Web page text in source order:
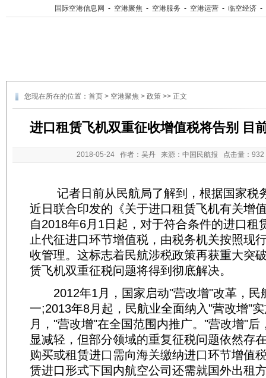
国际空港信息网 - 空港聚焦 - 空港服务 - 空港运营 - 临空经济 -
您现在所在的位置： 首页 > 空港聚焦 > 政策 >> 正文
进口租赁飞机双重征收增值税将告别 目
2018-05-24 作者：吴丹 来源：中国民航报 点击量：
记者日前从民航局了解到，根据国家税
近日联合印发的《关于进口租赁飞机有关增
自2018年6月1日起，对于符合条件的进口租
止代征进口环节增值税，由税务机关按照现
收管理。这标志着民航涉税政策再获重大突
赁飞机双重征税问题将得到彻底解决。
2012年1月，国家启动"营改增"改革，民
一;2013年8月起，民航业全面纳入"营改增"
月，"营改增"在全国范围内推广。"营改增"后
显减轻，但部分领域的重复征税问题依然存
购买或租赁进口需向海关缴纳进口环节增值
赁进口形式下国内航空公司还需就国外出租